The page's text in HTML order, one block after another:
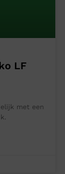
LF
met een